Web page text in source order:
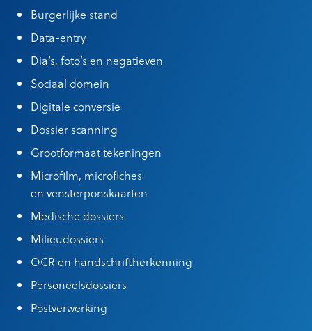
Burgerlijke stand
Data-entry
Dia’s, foto’s en negatieven
Sociaal domein
Digitale conversie
Dossier scanning
Grootformaat tekeningen
Microfilm, microfiches
en vensterponskaarten
Medische dossiers
Milieudossiers
OCR en handschriftherkenning
Personeelsdossiers
Postverwerking